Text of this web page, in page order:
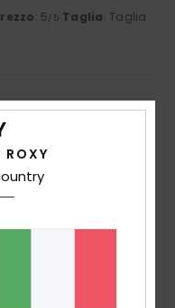
: 5/5 Taglia: Taglia
ROXY